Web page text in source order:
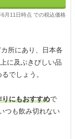
月11日時点 での税込価格
所にあり、日本各
に及ぶきびしい品
でしょう。
にもおすすめで
つも飲み切れない